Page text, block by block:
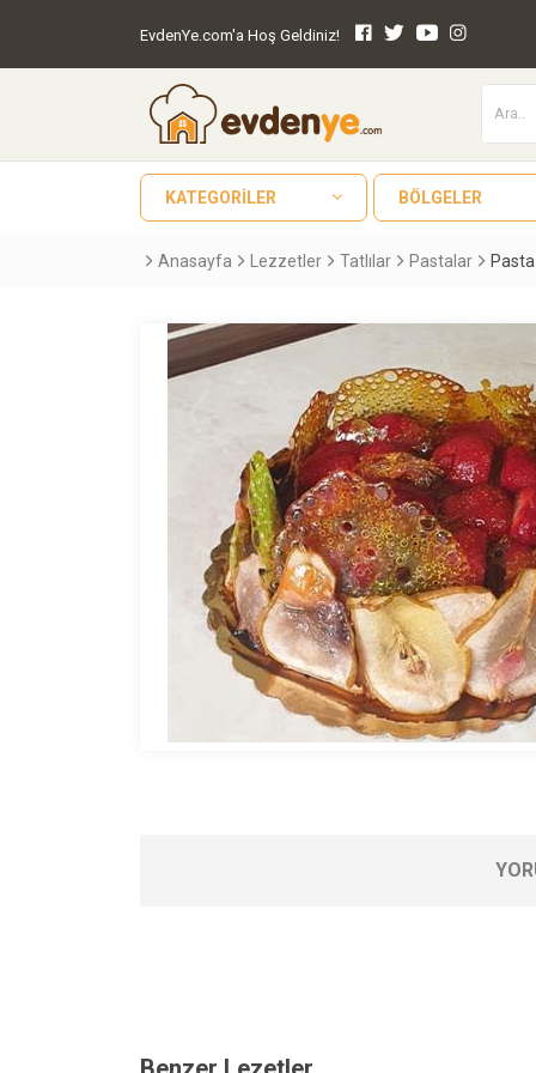
EvdenYe.com'a Hoş Geldiniz!
KATEGORILER BÖLGELER
Anasayfa Lezzetler Tatlılar Pastalar Pasta